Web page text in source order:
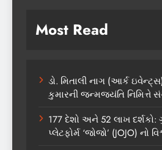
Most Read
ડો. મિતાલી નાગ (આર્ક ઇવેન્ટ્સ)
કુમારની જન્મજયંતિ નિમિત્તે
177 દેશો અને 52 લાખ દર્શકો:
પ્લેટફોર્મ ‘જોજો’ (JOJO) નો